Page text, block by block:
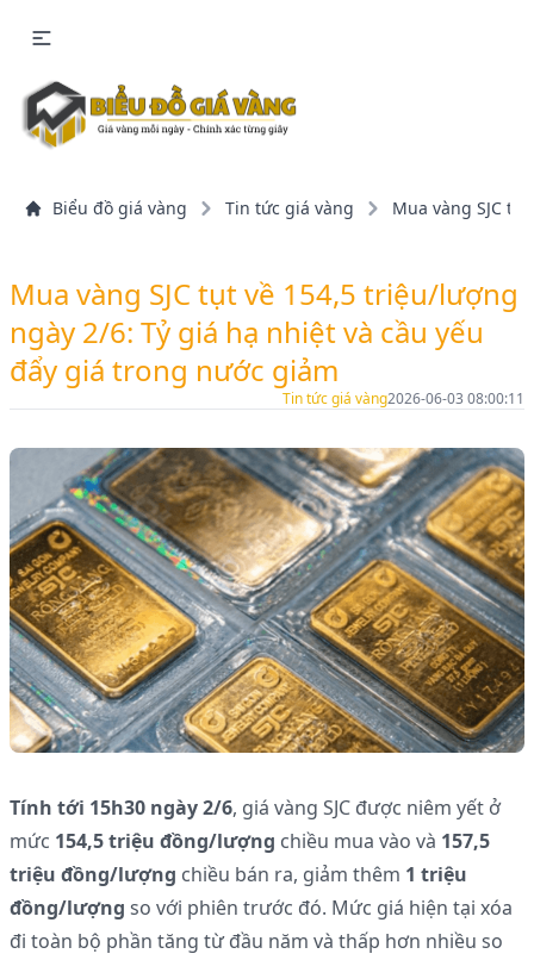
Biểu đồ giá vàng Tin tức giá vàng Mua vàng SJC
Mua vàng SJC tụt về 154,5 triệu/lượng
ngày 2/6: Tỷ giá hạ nhiệt và cầu yếu
đẩy giá trong nước giảm
Tin tức giá vàng2026-06-03 08:00:11
Tính tới 15h30 ngày 2/6, giá vàng SJC được niêm yết ở
mức 154,5 triệu đồng/lượng chiều mua vào và 157,5
triệu đồng/lượng chiều bán ra, giảm thêm 1 triệu
đồng/lượng so với phiên trước đó. Mức giá hiện tại xóa
đi toàn bộ phần tăng từ đầu năm và thấp hơn nhiều so